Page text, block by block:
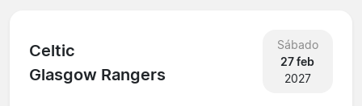
Celtic
Glasgow Rangers
Sábado
27 feb
2027